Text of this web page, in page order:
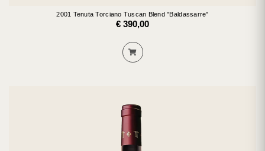
2001 Tenuta Torciano Tuscan Blend "Baldassarre"
€ 390,00